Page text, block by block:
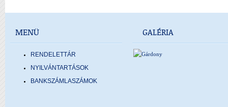
MENÜ
RENDELETTÁR
NYILVÁNTARTÁSOK
BANKSZÁMLASZÁMOK
GALÉRIA